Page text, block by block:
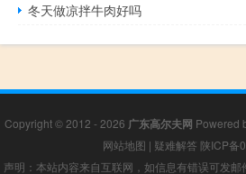
冬天做凉拌牛肉好吗
Copyright © 2012 - 2026 广东高尔夫网 Powered
网站地图 | 疑难解答 陕ICP备
声明：本站内容来自互联网，如信息有错误可发